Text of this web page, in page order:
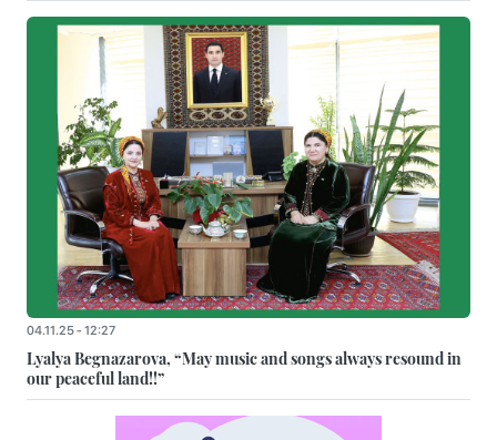
04.11.25 - 12:27
Lyalya Begnazarova, “May music and songs always resound in
our peaceful land!!”